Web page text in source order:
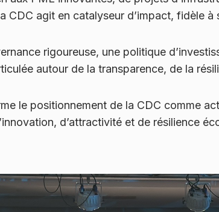
CDC agit en catalyseur d’impact, fidèle à
rigoureuse, une politique
autour de la transparence, de la
le positionnement de la CDC comme
d’attractivité et de résilience